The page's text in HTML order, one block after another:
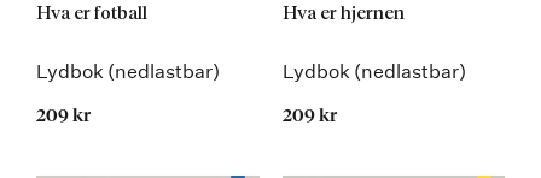
Hva er fotball
Lydbok (nedlastbar)
209 kr
Hva er hjernen
Lydbok (nedlastbar)
209 kr